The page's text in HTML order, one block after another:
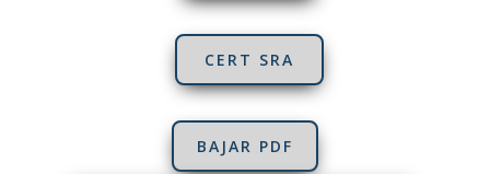
CERT SRA
BAJAR PDF